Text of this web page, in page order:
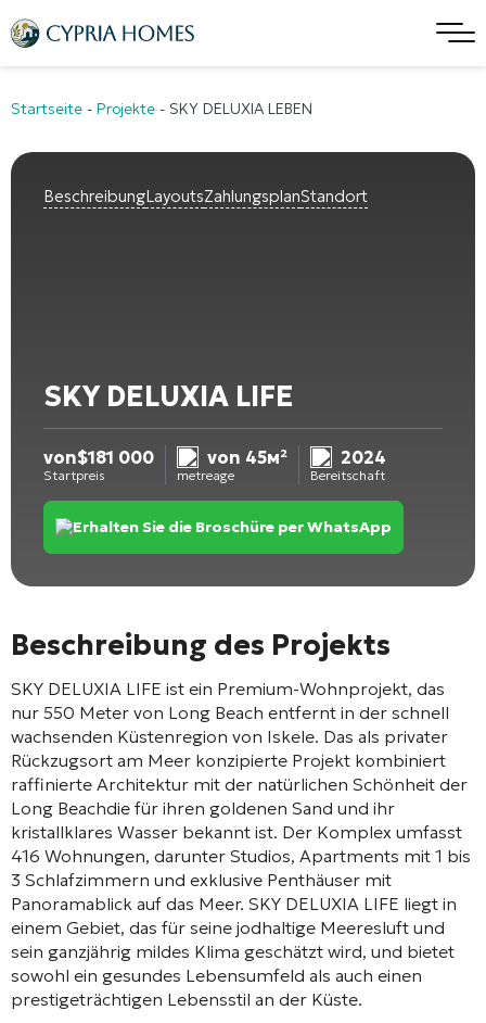
Startseite - Projekte - SKY DELUXIA LEBEN
BeschreibungLayoutsZahlungsplanStandort
SKY DELUXIA LIFE
von$181 000
Startpreis
von 45м²
metreage
2024
Bereitschaft
Erhalten Sie die Broschüre per WhatsApp
Beschreibung des Projekts
SKY DELUXIA LIFE ist ein Premium-Wohnprojekt, das
nur 550 Meter von Long Beach entfernt in der schnell
wachsenden Küstenregion von Iskele. Das als privater
Rückzugsort am Meer konzipierte Projekt kombiniert
raffinierte Architektur mit der natürlichen Schönheit der
Long Beachdie für ihren goldenen Sand und ihr
kristallklares Wasser bekannt ist. Der Komplex umfasst
416 Wohnungen, darunter Studios, Apartments mit 1 bis
3 Schlafzimmern und exklusive Penthäuser mit
Panoramablick auf das Meer. SKY DELUXIA LIFE liegt in
einem Gebiet, das für seine jodhaltige Meeresluft und
sein ganzjährig mildes Klima geschätzt wird, und bietet
sowohl ein gesundes Lebensumfeld als auch einen
prestigeträchtigen Lebensstil an der Küste.